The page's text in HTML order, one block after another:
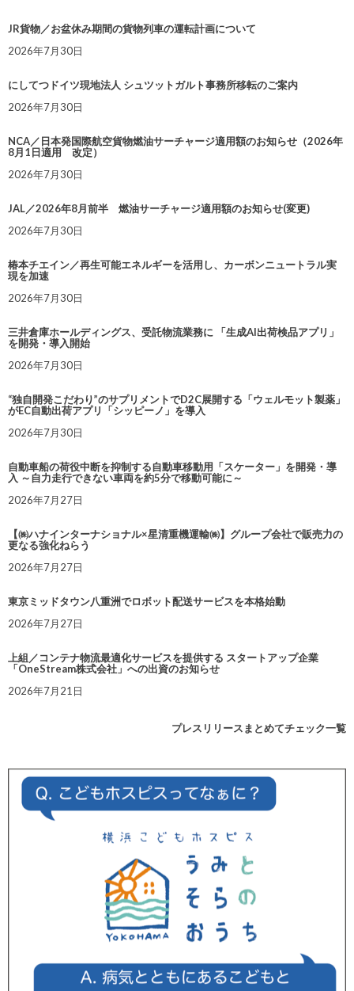
JR貨物／お盆休み期間の貨物列車の運転計画について
2026年7月30日
にしてつドイツ現地法人 シュツットガルト事務所移転のご案内
2026年7月30日
NCA／日本発国際航空貨物燃油サーチャージ適用額のお知らせ（2026年
8月1日適用 改定）
2026年7月30日
JAL／2026年8月前半 燃油サーチャージ適用額のお知らせ(変更)
2026年7月30日
椿本チエイン／再生可能エネルギーを活用し、カーボンニュートラル実
現を加速
2026年7月30日
三井倉庫ホールディングス、受託物流業務に 「生成AI出荷検品アプリ」
を開発・導入開始
2026年7月30日
“独自開発こだわり”のサプリメントでD2C展開する「ウェルモット製薬」
がEC自動出荷アプリ「シッピーノ」を導入
2026年7月30日
自動車船の荷役中断を抑制する自動車移動用「スケーター」を開発・導
入 ～自力走行できない車両を約5分で移動可能に～
2026年7月27日
【㈱ハナインターナショナル×星清重機運輸㈱】グループ会社で販売力の
更なる強化ねらう
2026年7月27日
東京ミッドタウン八重洲でロボット配送サービスを本格始動
2026年7月27日
上組／コンテナ物流最適化サービスを提供する スタートアップ企業
「OneStream株式会社」への出資のお知らせ
2026年7月21日
プレスリリースまとめてチェック一覧